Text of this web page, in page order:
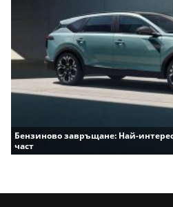
Бензиново завръщане: Най-
част